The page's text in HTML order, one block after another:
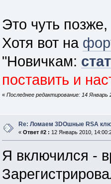
Это чуть
Хотя вот на
"Новичкам:
поставить и
«Последнее редактирование: 14 Январь
Re: Ломаем 3DOшные RSA
« Ответ #2 : 12 Январь 2010,
Я включился -